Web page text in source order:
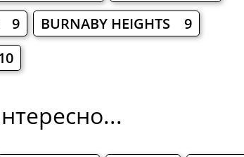
9
BURNABY HEIGHTS 9